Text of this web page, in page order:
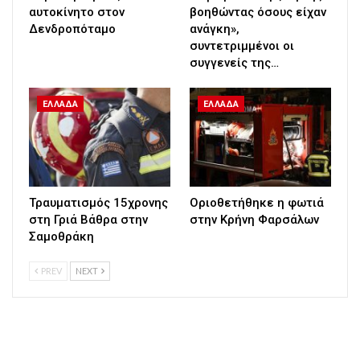
αυτοκίνητο στον
Δενδροπόταμο
βοηθώντας όσους είχαν
ανάγκη»,
συντετριμμένοι οι
συγγενείς της…
ΕΛΛΑΔΑ
Τραυματισμός 15χρονης
στη Γριά Βάθρα στην
Σαμοθράκη
ΕΛΛΑΔΑ
Οριοθετήθηκε η φωτιά
στην Κρήνη Φαρσάλων
PREV NEXT